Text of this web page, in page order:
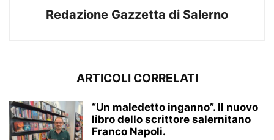
Redazione Gazzetta di Salerno
ARTICOLI CORRELATI
“Un maledetto inganno”. Il nuovo
libro dello scrittore salernitano
Franco Napoli.